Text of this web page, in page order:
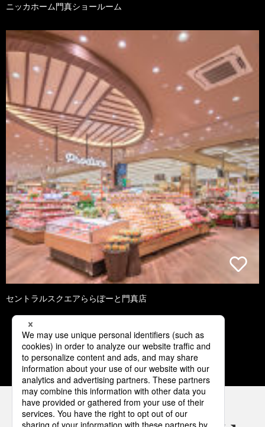
ニッカホーム門真ショールーム
セントラルスクエアららぽーと門真店
1 2 3 4 5
パナソニックの電気設備 SNSアカウント